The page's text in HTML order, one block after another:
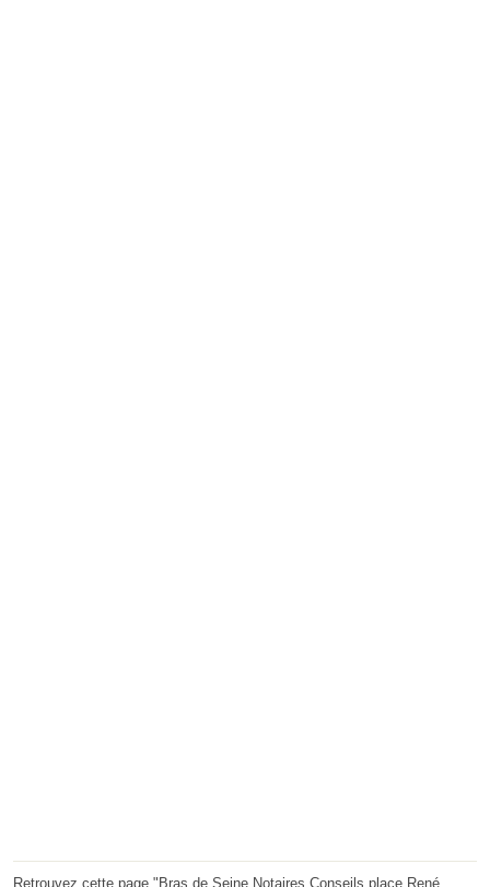
Retrouvez cette page "Bras de Seine Notaires Conseils place René